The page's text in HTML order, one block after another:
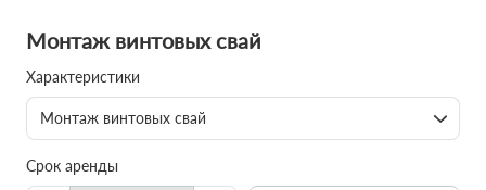
Монтаж винтовых свай
Характеристики
Монтаж винтовых свай
Срок аренды